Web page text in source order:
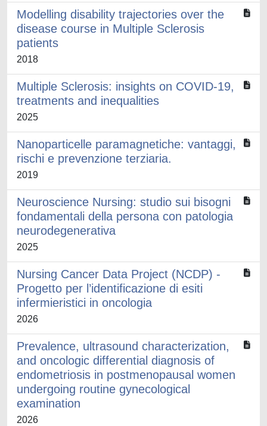
Modelling disability trajectories over the
disease course in Multiple Sclerosis
patients
2018
Multiple Sclerosis: insights on COVID-19,
treatments and inequalities
2025
Nanoparticelle paramagnetiche: vantaggi,
rischi e prevenzione terziaria.
2019
Neuroscience Nursing: studio sui bisogni
fondamentali della persona con patologia
neurodegenerativa
2025
Nursing Cancer Data Project (NCDP) -
Progetto per l’identificazione di esiti
infermieristici in oncologia
2026
Prevalence, ultrasound characterization,
and oncologic differential diagnosis of
endometriosis in postmenopausal women
undergoing routine gynecological
examination
2026